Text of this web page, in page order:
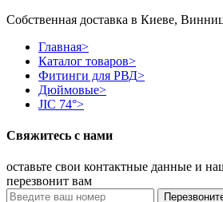
Собственная доставка в Киеве,
Главная>
Каталог товаров>
Фитинги для РВД>
Дюймовые>
JIC 74°>
Свяжитесь с нами
оставьте свои контактные данные и
перезвонит вам